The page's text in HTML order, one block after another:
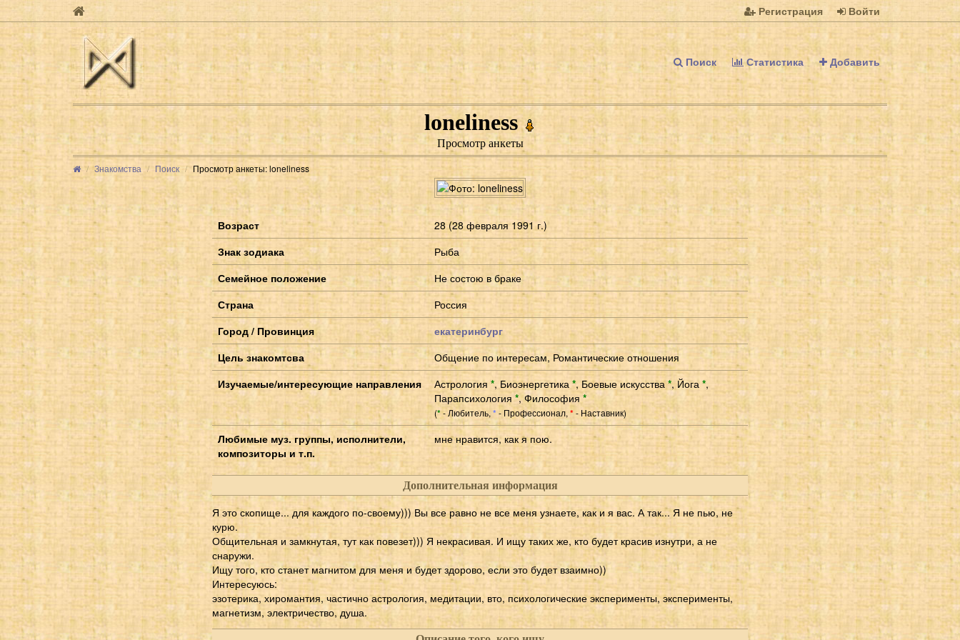
Регистрация Войти
Поиск Статистика Добавить
loneliness
Просмотр анкеты
Знакомства Поиск Просмотр анкеты: loneliness
Возраст
28 (28 февраля 1991 г.)
Знак зодиака
Рыба
Семейное положение
Не состою в браке
Страна
Россия
Город / Провинция
екатеринбург
Цель знакомтсва
Общение по интересам, Романтические отношения
Изучаемые/интересующие направления
Астрология *, Биоэнергетика *, Боевые искусства*,Йога *,
Парапсихология *,Философия*
(*- Любитель, * - Профессионал, *- Наставник)
Любимые муз. группы, исполнители,
композиторы и т.п.
мне нравится, как я пою.
Дополнительная информация
Я это скопище... для каждого по-своему))) Вы все равно не все меня узнаете, как и я вас. А так... Я не пью, не
курю.
Общительная и замкнутая, тут как повезет))) Я некрасивая. И ищу таких же, кто будет красив изнутри, а не
снаружи.
Ищу того, кто станет магнитом для меня и будет здорово, если это будет взаимно))
Интересуюсь:
эзотерика, хиромантия, частично астрология, медитации, вто, психологические эксперименты, эксперименты,
магнетизм, электричество, душа.